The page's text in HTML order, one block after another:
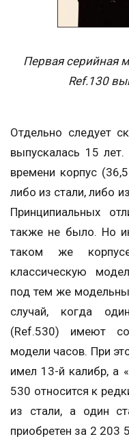
Первая серийная
Ref.130
Отдельно следует
выпускалась 15
времени корпус
либо из стали, либо
Принципиальных
также не было. Но
таком же
классическую
под тем же
случай, когда
(Ref.530) имеют
модели часов. При
имел 13-й калибр, а
530 относится к
из стали, а один
приобретен за 2 203